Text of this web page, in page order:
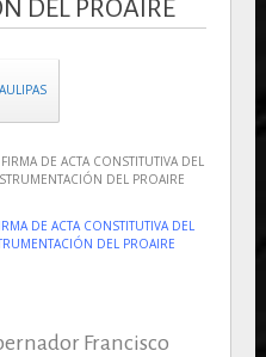
DEL PROAIRE
DE ACTA CONSTITUTIVA DEL
DEL PROAIRE
Francisco